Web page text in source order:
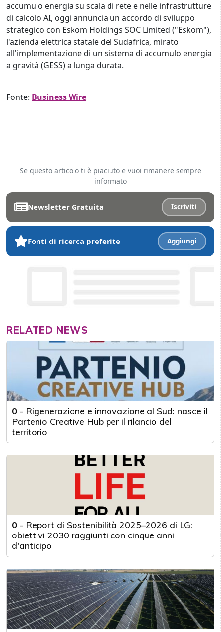
accumulo energia su scala di rete e nelle infrastrutture
di calcolo AI, oggi annuncia un accordo di sviluppo
strategico con Eskom Holdings SOC Limited ("Eskom"),
l'azienda elettrica statale del Sudafrica, mirato
all'implementazione di un sistema di accumulo energia
a gravità (GESS) a lunga durata.
Fonte: Business Wire
Se questo articolo ti è piaciuto e vuoi rimanere sempre
informato
Newsletter Gratuita Iscriviti
Fonti di ricerca preferite Aggiungi
RELATED NEWS
0 - Rigenerazione e innovazione al Sud: nasce il
Partenio Creative Hub per il rilancio del
territorio
0 - Report di Sostenibilità 2025–2026 di LG:
obiettivi 2030 raggiunti con cinque anni
d'anticipo